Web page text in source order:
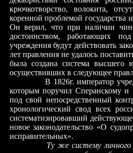
крючкотворство, волокита,
коренной проблемой государства
Он верил, что при наличии
достоинством, работающих
учреждения будут действовать
лет правления не удалось
была создана система высшего
осуществивших в следующее
В 1826г. император учредил
которым поручил Сперанскому и
под свой непосредственный
хронологический свод всех
систематизировавший
новое законодательство «О
исправительных».
Ту же систему